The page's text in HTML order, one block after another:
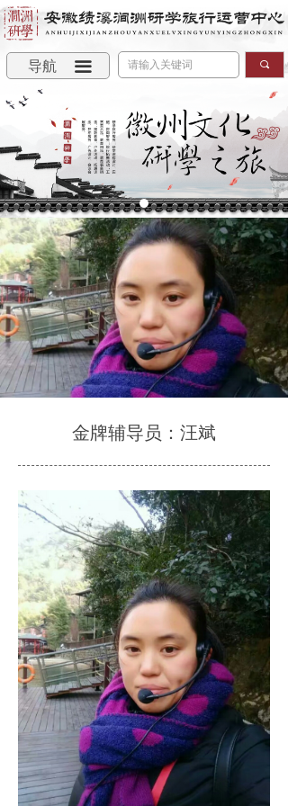
끀
导航 끠
金牌辅导员：汪斌